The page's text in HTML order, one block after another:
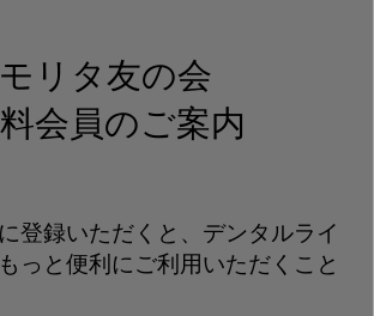
モリタ友の会
会員のご案内
登録いただくと、デンタルライ
っと便利にご利用いただくこと